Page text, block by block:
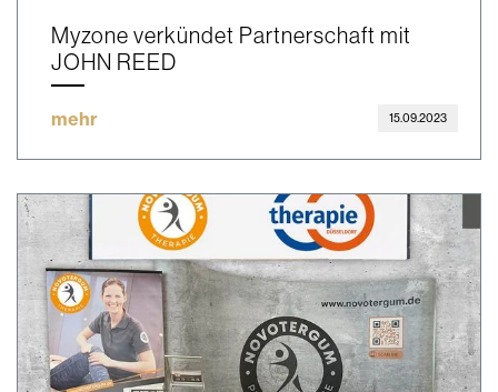
Myzone verkündet Partnerschaft mit
JOHN REED
mehr 15.09.2023